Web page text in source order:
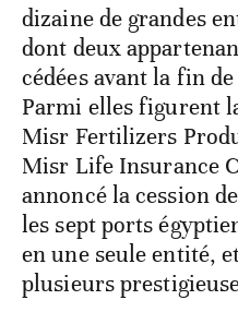
dizaine de grandes
dont deux
cédées avant la fin
Parmi elles figurent
Misr Fertilizers
Misr Life Insurance
annoncé la cession
les sept ports
en une seule entité,
plusieurs